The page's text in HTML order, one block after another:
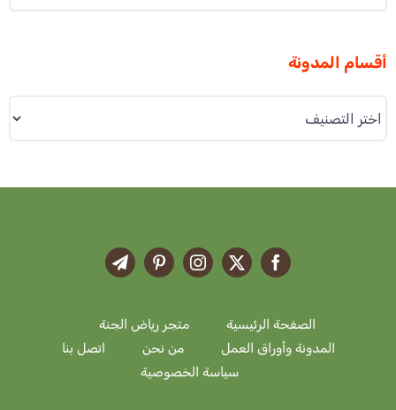
أقسام المدونة
الصفحة الرئيسية
متجر رياض الجنة
المدونة وأوراق العمل
من نحن
اتصل بنا
سياسة الخصوصية